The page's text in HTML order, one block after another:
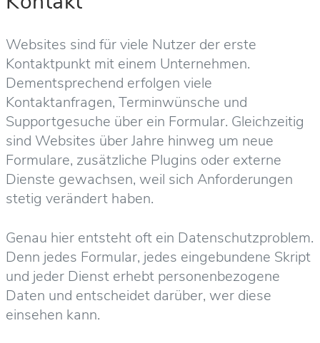
Websites sind für viele Nutzer der erste
Kontaktpunkt mit einem Unternehmen.
Dementsprechend erfolgen viele
Kontaktanfragen, Terminwünsche und
Supportgesuche über ein Formular. Gleichzeitig
sind Websites über Jahre hinweg um neue
Formulare, zusätzliche Plugins oder externe
Dienste gewachsen, weil sich Anforderungen
stetig verändert haben.
Genau hier entsteht oft ein Datenschutzproblem.
Denn jedes Formular, jedes eingebundene Skript
und jeder Dienst erhebt personenbezogene
Daten und entscheidet darüber, wer diese
einsehen kann.